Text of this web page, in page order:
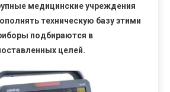
медицинские учреждения
техническую базу этими
подбираются в
целей.